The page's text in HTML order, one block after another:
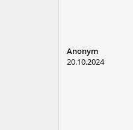
Anonym
20.10.2024